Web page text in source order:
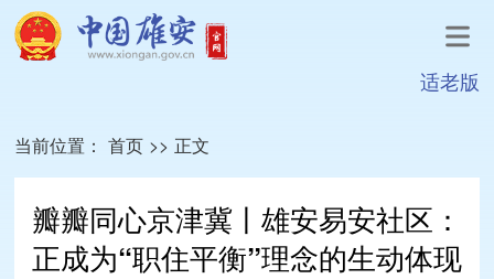
适老版
当前位置： 首页 >> 正文
瓣瓣同心京津冀丨雄安易安社区：
正成为“职住平衡”理念的生动体现